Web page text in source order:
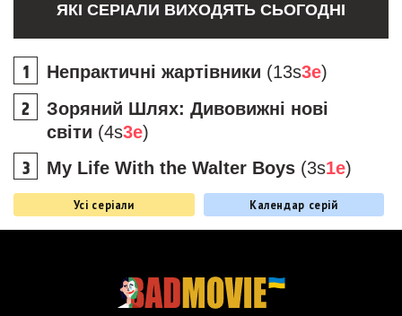
ЯКІ СЕРІАЛИ ВИХОДЯТЬ СЬОГОДНІ
Непрактичні жартівники (13s3e)
Зоряний Шлях: Дивовижні нові
світи (4s3e)
My Life With the Walter Boys (3s1e)
Усі серіали Календар серій